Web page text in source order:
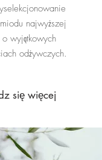
najwyższej
wyjątkowych
odżywczych.
się więcej